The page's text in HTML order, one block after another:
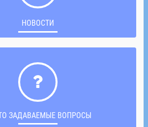
НОВОСТИ
ЗАДАВАЕМЫЕ ВОПРОСЫ